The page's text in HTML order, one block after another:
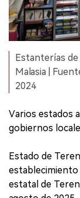
Estanterías de
Malasia |
2024
Varios estados
gobiernos
Estado de
establecimiento
estatal de